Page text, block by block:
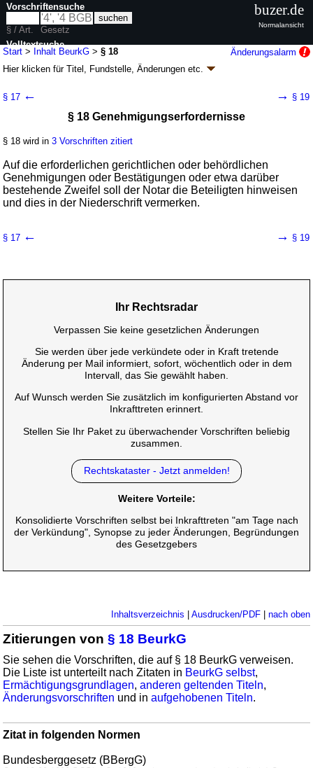
Start > Inhalt BeurkG >§ 18
Änderungsalarm
Hier klicken fürTitel, Fundstelle, Änderungen etc.
BGBl. 2025 I Nr. 320
Rechtsberater; Beurkundung
Abschnitt 2 Beurkundung von Willenserklärungen
Unterabschnitt 4 Prüfungs- und Belehrungspflichten
§ 17 ← → § 19
§ 18 Genehmigungserfordernisse
§ 18 wird in3 Vorschriften zitiert
Auf die erforderlichen gerichtlichen oder behördlichen
Genehmigungen oder Bestätigungen oder etwa darüber
bestehende Zweifel soll der Notar die Beteiligten hinweisen
und dies in der Niederschrift vermerken.
§ 17 ← → § 19
Ihr Rechtsradar
Verpassen Sie keine gesetzlichen Änderungen
Sie werden über jede verkündete oder in Kraft tretende
Änderung per Mail informiert, sofort, wöchentlich oder in dem
Intervall, das Sie gewählt haben.
Auf Wunsch werden Sie zusätzlich im konfigurierten Abstand vor
Inkrafttreten erinnert.
Stellen Sie Ihr Paket zu überwachender Vorschriften beliebig
zusammen.
Rechtskataster - Jetzt anmelden!
Weitere Vorteile:
Konsolidierte Vorschriften selbst bei Inkrafttreten "am Tage nach
der Verkündung", Synopse zu jeder Änderungen, Begründungen
des Gesetzgebers
Inhaltsverzeichnis Ausdrucken/PDF| nach oben
Zitierungen von§ 18 BeurkG
Sie sehen die Vorschriften, die auf § 18 BeurkG verweisen.
Die Liste ist unterteilt nach Zitaten in BeurkG selbst,
Ermächtigungsgrundlagen,anderen geltenden Titeln,
Änderungsvorschriften und inaufgehobenen Titeln.
Zitat in folgenden Normen
Bundesberggesetz (BBergG)
Vorschriftensuche
§ / Art.
Gesetz
Volltextsuche
nur in BeurkG
buzer.de
Normalansicht